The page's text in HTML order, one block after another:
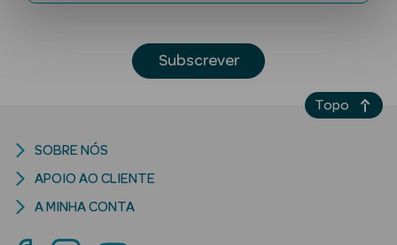
Ver Tudo
Solares
Subscrever
SOBRE NÓS
APOIO AO CLIENTE
A MINHA CONTA
Topo